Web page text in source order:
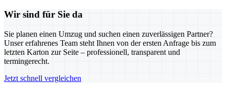
Wir sind für Sie da
Sie planen einen Umzug und suchen einen zuverlässigen Partner?
Unser erfahrenes Team steht Ihnen von der ersten Anfrage bis zum
letzten Karton zur Seite – professionell, transparent und
termingerecht.
Jetzt schnell vergleichen